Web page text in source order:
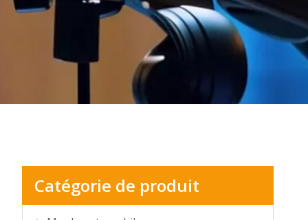
Catégorie de produit